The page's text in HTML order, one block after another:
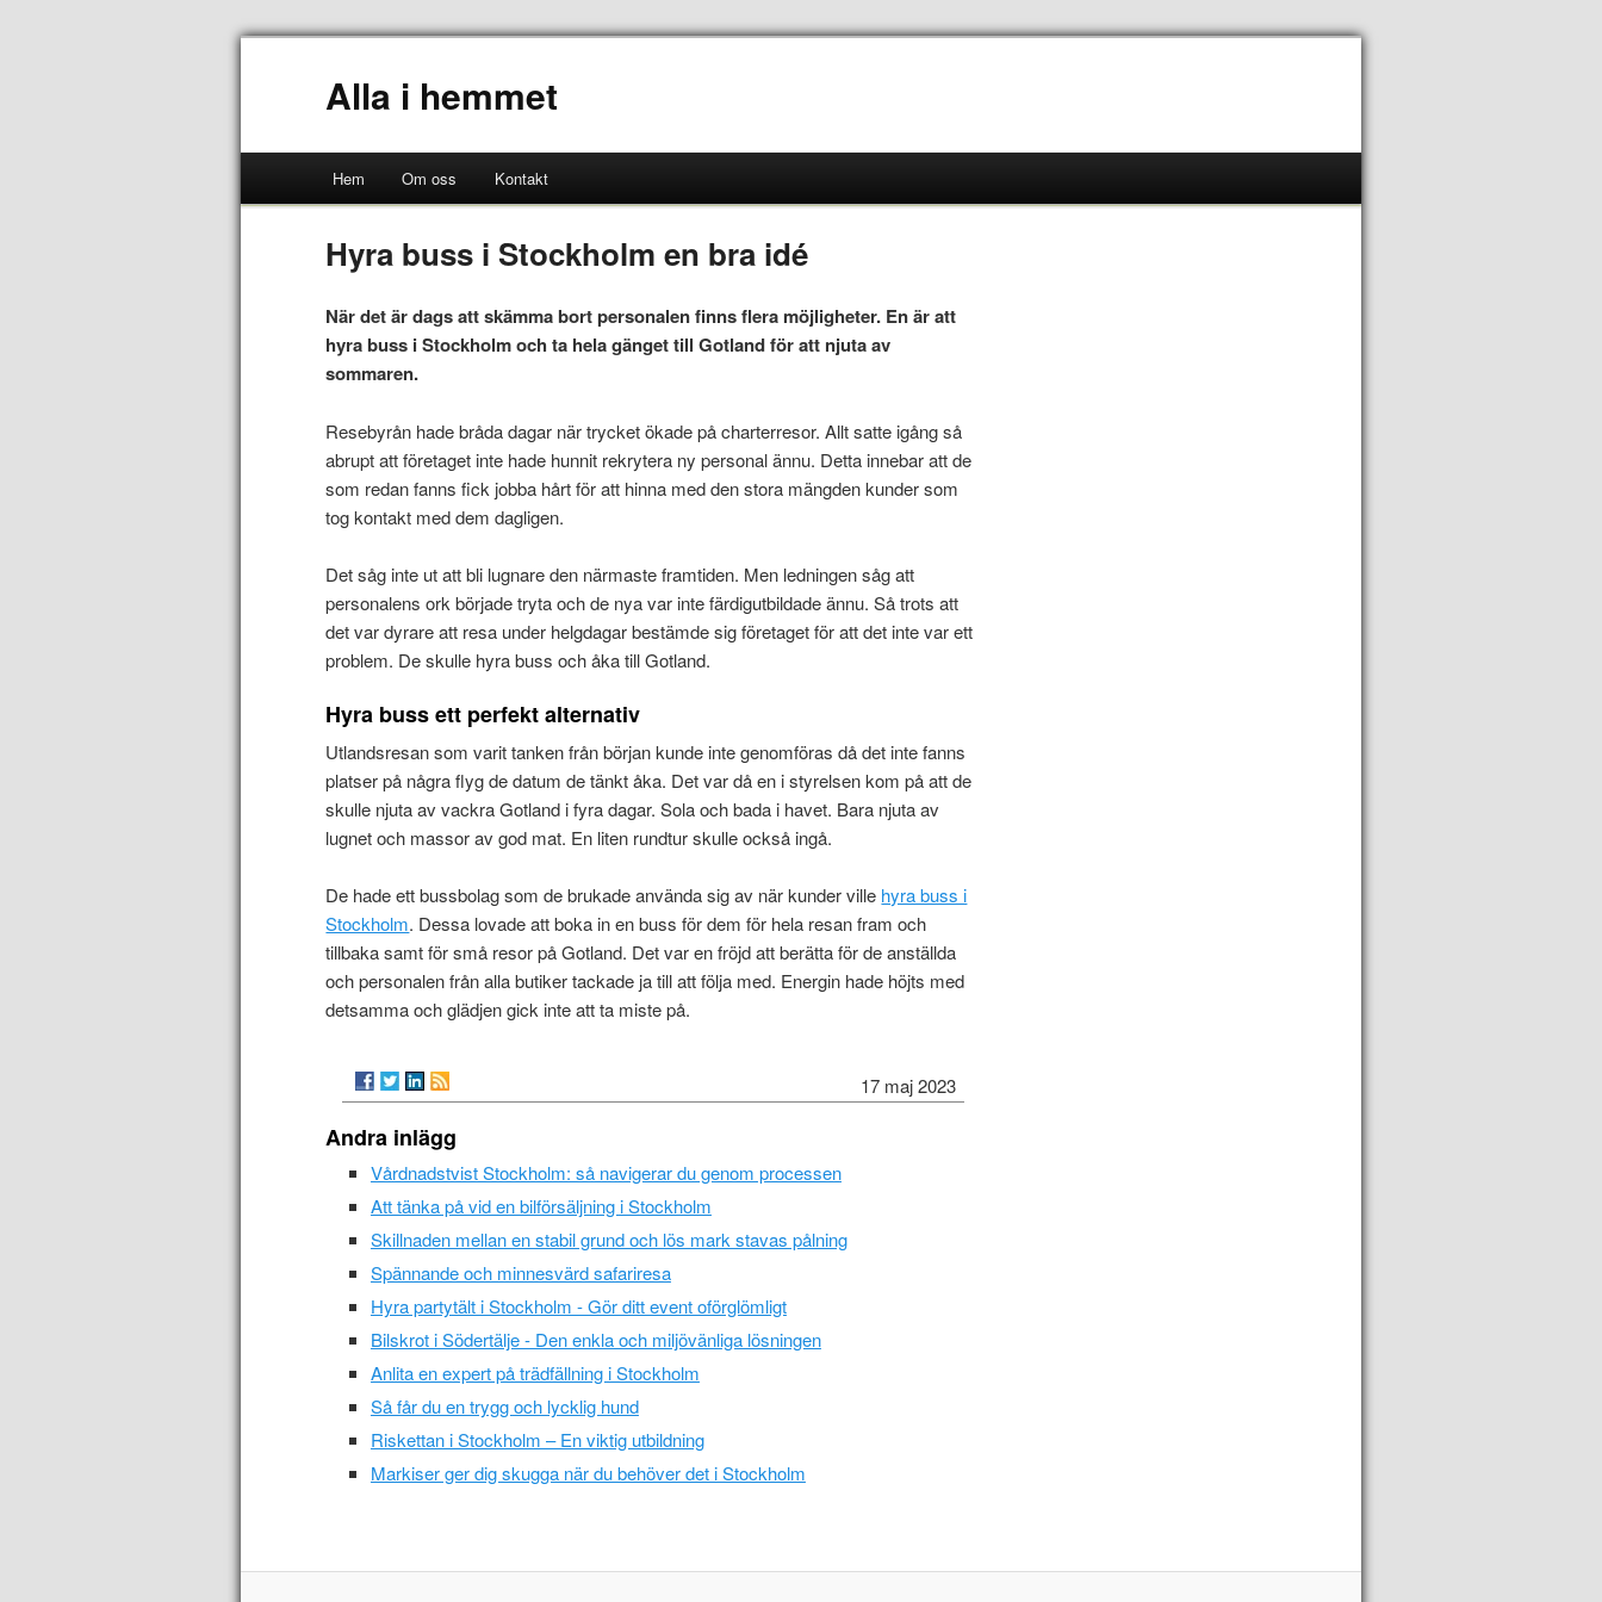
Alla i hemmet
Hem Om oss Kontakt
Hyra buss i Stockholm en bra idé
När det är dags att skämma bort personalen finns flera möjligheter. En är att
hyra buss i Stockholm och ta hela gänget till Gotland för att njuta av
sommaren.
Resebyrån hade bråda dagar när trycket ökade på charterresor. Allt satte igång så
abrupt att företaget inte hade hunnit rekrytera ny personal ännu. Detta innebar att de
som redan fanns fick jobba hårt för att hinna med den stora mängden kunder som
tog kontakt med dem dagligen.
Det såg inte ut att bli lugnare den närmaste framtiden. Men ledningen såg att
personalens ork började tryta och de nya var inte färdigutbildade ännu. Så trots att
det var dyrare att resa under helgdagar bestämde sig företaget för att det inte var ett
problem. De skulle hyra buss och åka till Gotland.
Hyra buss ett perfekt alternativ
Utlandsresan som varit tanken från början kunde inte genomföras då det inte fanns
platser på några flyg de datum de tänkt åka. Det var då en i styrelsen kom på att de
skulle njuta av vackra Gotland i fyra dagar. Sola och bada i havet. Bara njuta av
lugnet och massor av god mat. En liten rundtur skulle också ingå.
De hade ett bussbolag som de brukade använda sig av när kunder ville hyra buss i
Stockholm. Dessa lovade att boka in en buss för dem för hela resan fram och
tillbaka samt för små resor på Gotland. Det var en fröjd att berätta för de anställda
och personalen från alla butiker tackade ja till att följa med. Energin hade höjts med
detsamma och glädjen gick inte att ta miste på.
17 maj 2023
Andra inlägg
Vårdnadstvist Stockholm: så navigerar du genom processen
Att tänka på vid en bilförsäljning i Stockholm
Skillnaden mellan en stabil grund och lös mark stavas pålning
Spännande och minnesvärd safariresa
Hyra partytält i Stockholm - Gör ditt event oförglömligt
Bilskrot i Södertälje - Den enkla och miljövänliga lösningen
Anlita en expert på trädfällning i Stockholm
Så får du en trygg och lycklig hund
Riskettan i Stockholm – En viktig utbildning
Markiser ger dig skugga när du behöver det i Stockholm